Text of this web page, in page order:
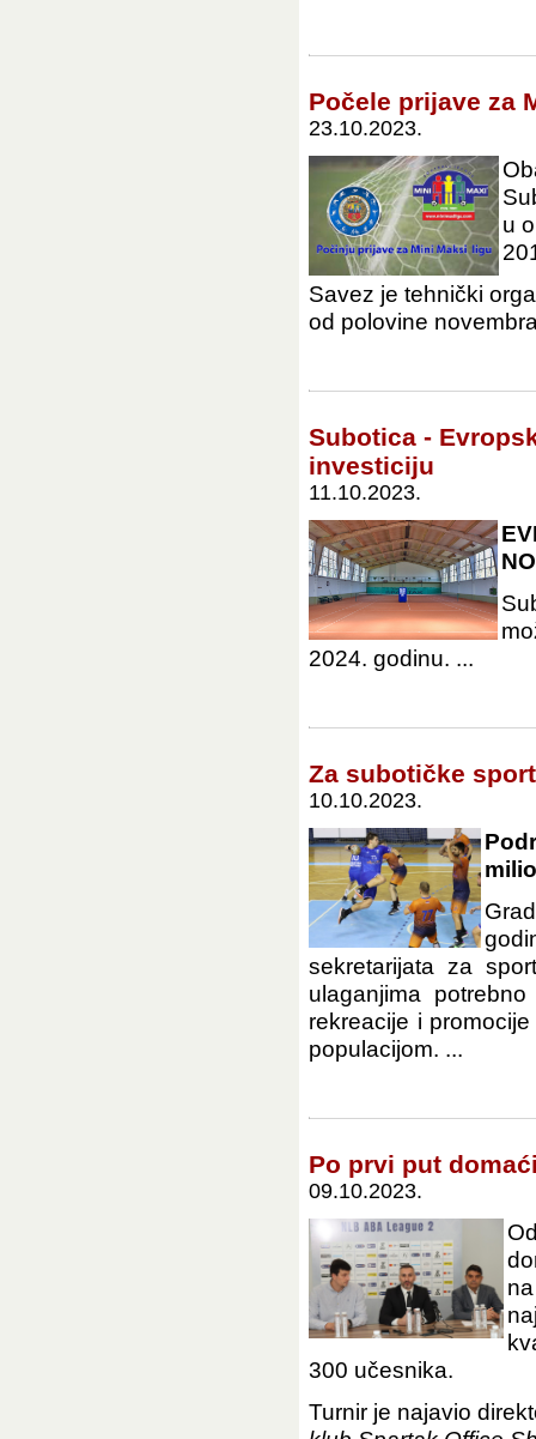
Počele prijave za
23.10.2023.
u
Savez je tehnički
od polovine
Subotica -
investiciju
11.10.2023.
2024. godinu. ...
Za subotičke
10.10.2023.
sekretarijata za
ulaganjima
rekreacije i
populacijom. ...
Po prvi put
09.10.2023.
300 učesnika.
Turnir je najavio